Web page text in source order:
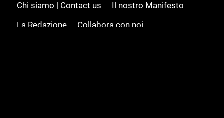
Chi siamo | Contact us
Il nostro Manifesto
La Redazione
Collabora con noi